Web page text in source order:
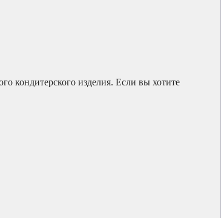
кондитерского изделия. Если вы хотите